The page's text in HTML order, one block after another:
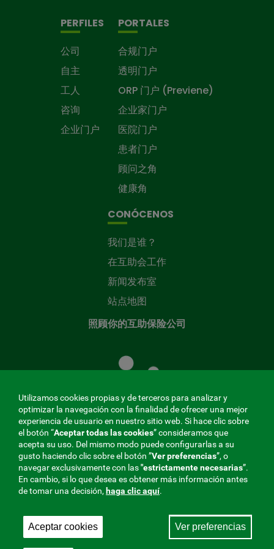
PERFILES
公司
自主
工人
咨询
企业门户
PORTALES
合规门户
透明门户
ORP 门户 (Previene)
企业家门户
医院门户
患者门户
顾问之角
健康角
CONÓCENOS
我们是谁？
在互助会工作
新闻发布室
站点地图
照顾你的互助保险公司
共
同
基
金
MENÚ
REDES
SOCIALES
V20
与社会保障的相互合作者，275 Fraternidad-Muprespa
Utilizamos cookies propias y de terceros para analizar y
optimizar la navegación con la finalidad de ofrecer una mejor
experiencia de usuario en nuestro sitio web. Si hace clic sobre
el botón “Aceptar todas las cookies” consideramos que
acepta su uso. Del mismo modo puede configurarlas a su
gusto haciendo clic sobre el botón ”Ver preferencias”, o
navegar exclusivamente con las"estrictamentenecesarias”.
En cambio, si lo que desea es obtener más información antes
de tomar una decisión, haga clic aquí.
Aceptar cookies Ver preferencias